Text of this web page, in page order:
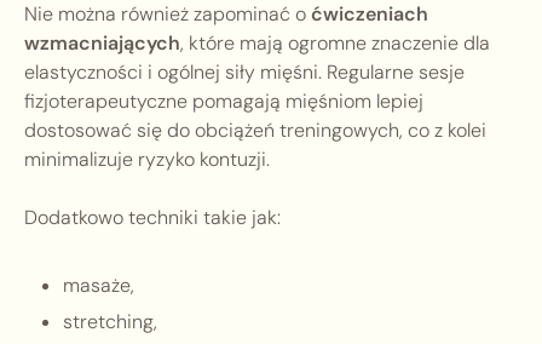
Nie można również zapominać oćwiczeniach
wzmacniających, które mają ogromne znaczenie dla
elastyczności i ogólnej siły mięśni. Regularne sesje
fizjoterapeutyczne pomagają mięśniom lepiej
dostosować się do obciążeń treningowych, co z kolei
minimalizuje ryzyko kontuzji.
Dodatkowo techniki takie jak:
masaże,
stretching,